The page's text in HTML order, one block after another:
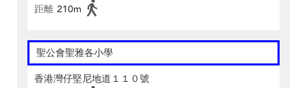
距離 210m
聖公會聖雅各小學
香港灣仔堅尼地道１１０號